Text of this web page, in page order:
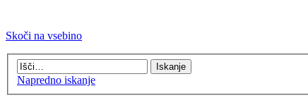
Skoči na vsebino
Napredno iskanje